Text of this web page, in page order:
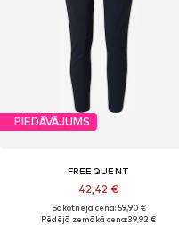
PIEDĀVĀJUMS
FREEQUENT
42,42 €
Sākotnējā cena: 59,90 €
Pēdējā zemākā cena:39,92 €